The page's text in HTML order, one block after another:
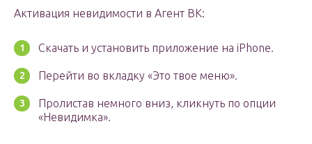
Активация невидимости в Агент ВК:
Скачать и установить приложение на iPhone.
Перейти во вкладку «Это твое меню».
Пролистав немного вниз, кликнуть по опции
«Невидимка».